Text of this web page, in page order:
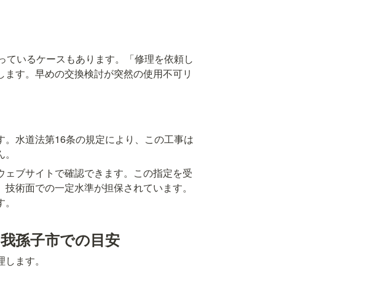
いるケースもあります。「修理を依頼し
す。早めの交換検討が突然の使用不可リ
水道法第16条の規定により、この工事は
ブサイトで確認できます。この指定を受
術面での一定水準が担保されています。
孫子市での目安
ます。